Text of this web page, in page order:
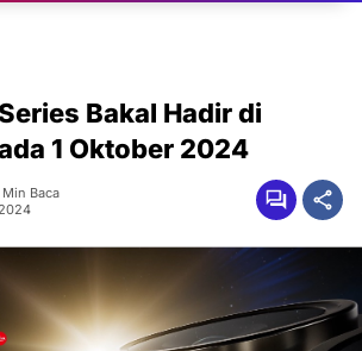
Bakal Hadir di
1 Oktober 2024
Baca